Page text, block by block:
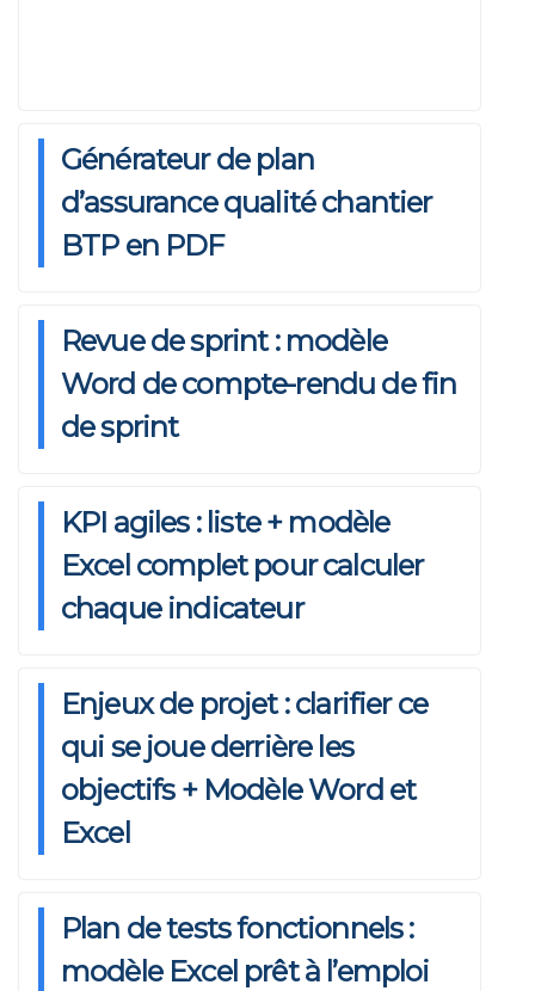
automatisés
PRÉSENTATIONS PPT
SWOT dans PowerPoint :
méthode, outils et exécution
pas à pas
PRÉSENTATIONS PPT
Générateur de plan
d’assurance qualité chantier
BTP en PDF
Revue de sprint : modèle
Word de compte-rendu de fin
de sprint
KPI agiles : liste + modèle
Excel complet pour calculer
chaque indicateur
Enjeux de projet : clarifier ce
qui se joue derrière les
objectifs + Modèle Word et
Excel
Plan de tests fonctionnels :
modèle Excel prêt à l’emploi